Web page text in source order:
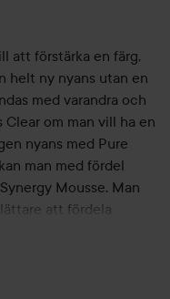
att förstärka en färg,
helt ny nyans utan en
med varandra och
Clear om man vill ha en
nyans med Pure
man med fördel
Mousse. Man
att fördela